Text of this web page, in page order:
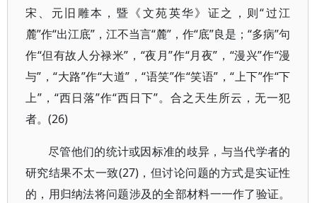
宋、元旧雕本，暨《文苑英华》证之，则“过江
麓”作“出江底”，江不当言“麓”，作“底”良是；“多病”句
作“但有故人分禄米”，“夜月”作“月夜”，“漫兴”作“漫
与”，“大路”作“大道”，“语笑”作“笑语”，“上下”作“下
上”，“西日落”作“西日下”。合之天生所云，无一犯
者。(26)
尽管他们的统计或因标准的歧异，与当代学者的
研究结果不太一致(27)，但讨论问题的方式是实证性
的，用归纳法将问题涉及的全部材料一一作了验证。